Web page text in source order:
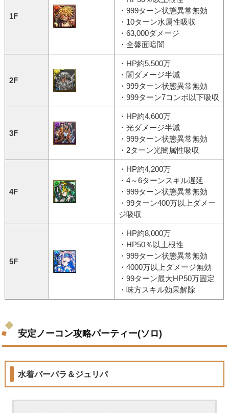
1F
・999ターン状態異常無効
・10ターン水属性吸収
・63,000ダメージ
・全盤面暗闇
2F
・HP約5,500万
・闇ダメージ半減
・999ターン状態異常無効
・999ターン7コンボ以下吸収
3F
・HP約4,600万
・光ダメージ半減
・999ターン状態異常無効
・2ターン光闇属性吸収
4F
・HP約4,200万
・4～6ターンスキル遅延
・999ターン状態異常無効
・99ターン400万以上ダメー
ジ吸収
5F
・HP約8,000万
・HP50％以上根性
・999ターン状態異常無効
・4000万以上ダメージ無効
・99ターン最大HP50万固定
・味方スキル効果解除
安定ノーコン攻略パーティー(ソロ)
水着バーバラ＆ジュリパ